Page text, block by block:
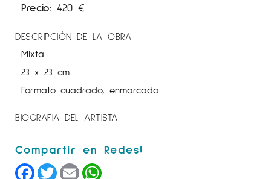
Precio: 420 €
DESCRIPCIÓN DE LA OBRA
Mixta
23 x 23 cm
Formato cuadrado, enmarcado
BIOGRAFIA DEL ARTISTA
Facebook
TwitterEmail